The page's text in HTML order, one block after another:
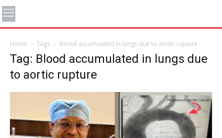
Home Tags Blood accumulated in lungs due to aortic rupture
Tag: Blood accumulated in lungs due
to aortic rupture